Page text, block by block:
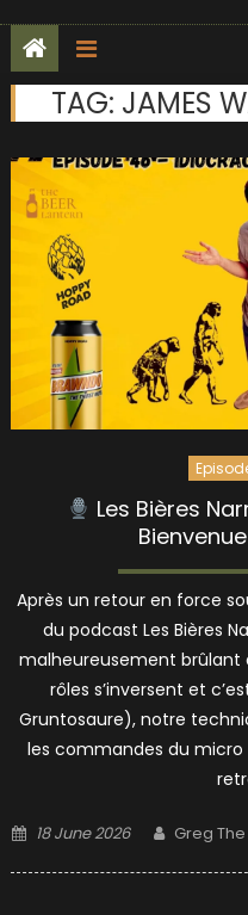
TAG: JAMES
Les Bières
Après un retour en force
du podcast Les Bières
malheureusement brûlant
rôles s’inversent et
Gruntosaure), notre
les commandes du micro
Posted
18 June 2026 Author
Greg